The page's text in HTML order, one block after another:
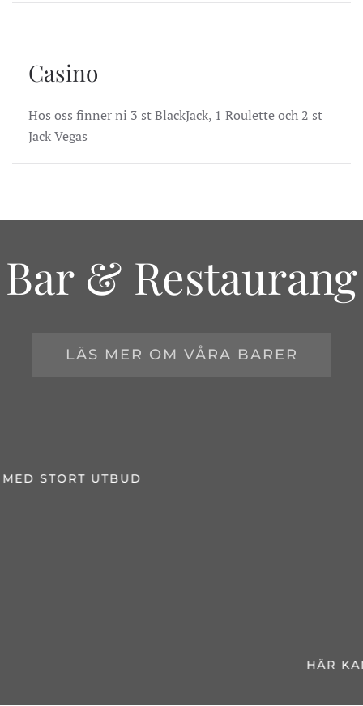
Casino
Hos oss finner ni 3 st BlackJack, 1 Roulette och 2 st
Jack Vegas
Bar & Restaurang
LÄS MER OM VÅRA BARER
HÄR KAN HELA GÄNGET TRÄFFAS